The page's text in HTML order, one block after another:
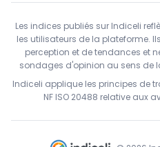
Les indices publiés sur Indiceli
les utilisateurs de la plateforme.
perception et de tendances et
sondages d'opinion au sens de
Indiceli applique les principes de
NF ISO 20488 relative aux